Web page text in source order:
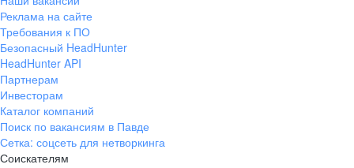
Реклама на сайте
Требования к ПО
Безопасный HeadHunter
HeadHunter API
Партнерам
Инвесторам
Каталог компаний
Поиск по вакансиям в Павде
Сетка: соцсеть для нетворкинга
Соискателям